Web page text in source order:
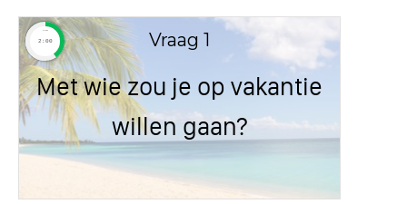
Vraag 1
Met wie zou je op vakantie
willen gaan?
timer
2:00